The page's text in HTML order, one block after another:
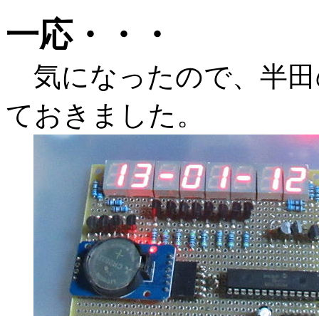
一応・・・
気になったので、半
ておきました。